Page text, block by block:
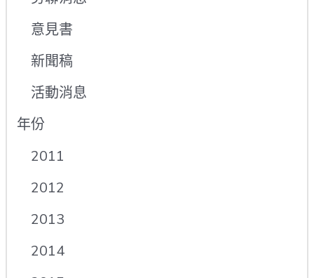
意見書
新聞稿
活動消息
年份
2011
2012
2013
2014